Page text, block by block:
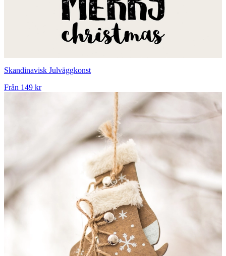
Skandinavisk Julväggkonst
Från 149 kr